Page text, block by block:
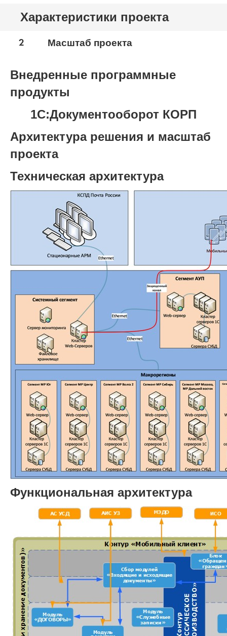
Характеристики проекта
2 Масштаб проекта
Внедренные программные
продукты
1С:Документооборот КОРП
Архитектура решения и масштаб
проекта
Техническая архитектура
Функциональная архитектура